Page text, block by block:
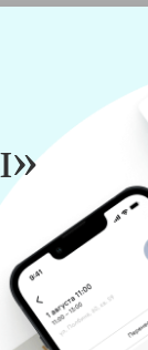
и
с собой: